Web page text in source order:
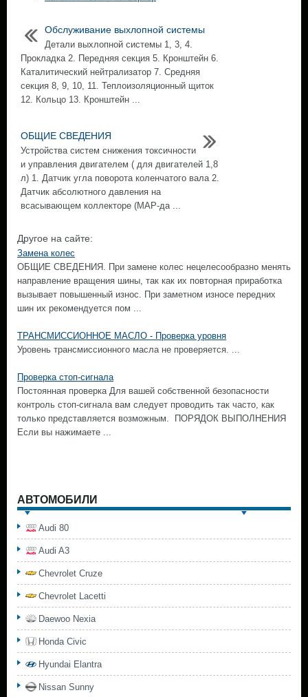
Обслуживание выхлопной системы
Детали выхлопной системы 1, 3, 4.
Прокладка 2. Передняя секция 5. Кронштейн 6.
Каталитический нейтрализатор 7. Средняя
секция 8, 9, 10, 11. Теплоизоляционный щиток
12. Кольцо 13. Кронштейн ...
ОБЩИЕ СВЕДЕНИЯ
Устройства систем снижения токсичности
и управления двигателем ( для двигателей 1,8
л) 1. Датчик угла поворота коленчатого вала 2.
Датчик абсолютного давления на
всасывающем коллекторе (MAP-да ...
Другое на сайте:
Замена колес
ОБЩИЕ СВЕДЕНИЯ. При замене колес нецелесообразно менять
направление вращения шины, так как их повторная приработка
вызывает повышенный износ. При заметном износе передних
шин их рекомендуется пом ...
ТРАНСМИССИОННОЕ МАСЛО - Проверка уровня
Уровень трансмиссионного масла не проверяется. ...
Проверка стоп-сигнала
Постоянная проверка Для вашей собственной безопасности
контроль стоп-сигнала вам следует проводить так часто, как
только представляется возможным. ПОРЯДОК ВЫПОЛНЕНИЯ
Если вы нажимаете ...
АВТОМОБИЛИ
Audi 80
Audi A3
Chevrolet Cruze
Chevrolet Lacetti
Daewoo Nexia
Honda Civic
Hyundai Elantra
Nissan Sunny